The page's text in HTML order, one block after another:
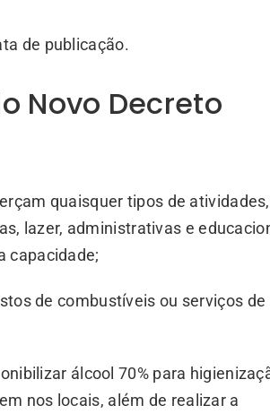
de publicação.
Novo Decreto
quaisquer tipos de atividades,
lazer, administrativas e
capacidade;
de combustíveis ou serviços de
álcool 70% para
nos locais, além de realizar a